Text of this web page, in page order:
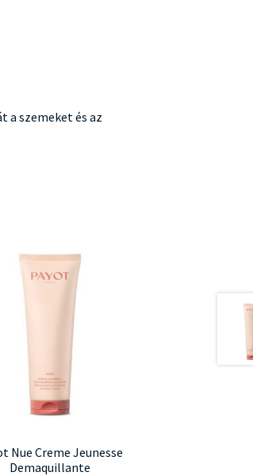
szemeket és az
Nue Creme Jeunesse
Demaquillante